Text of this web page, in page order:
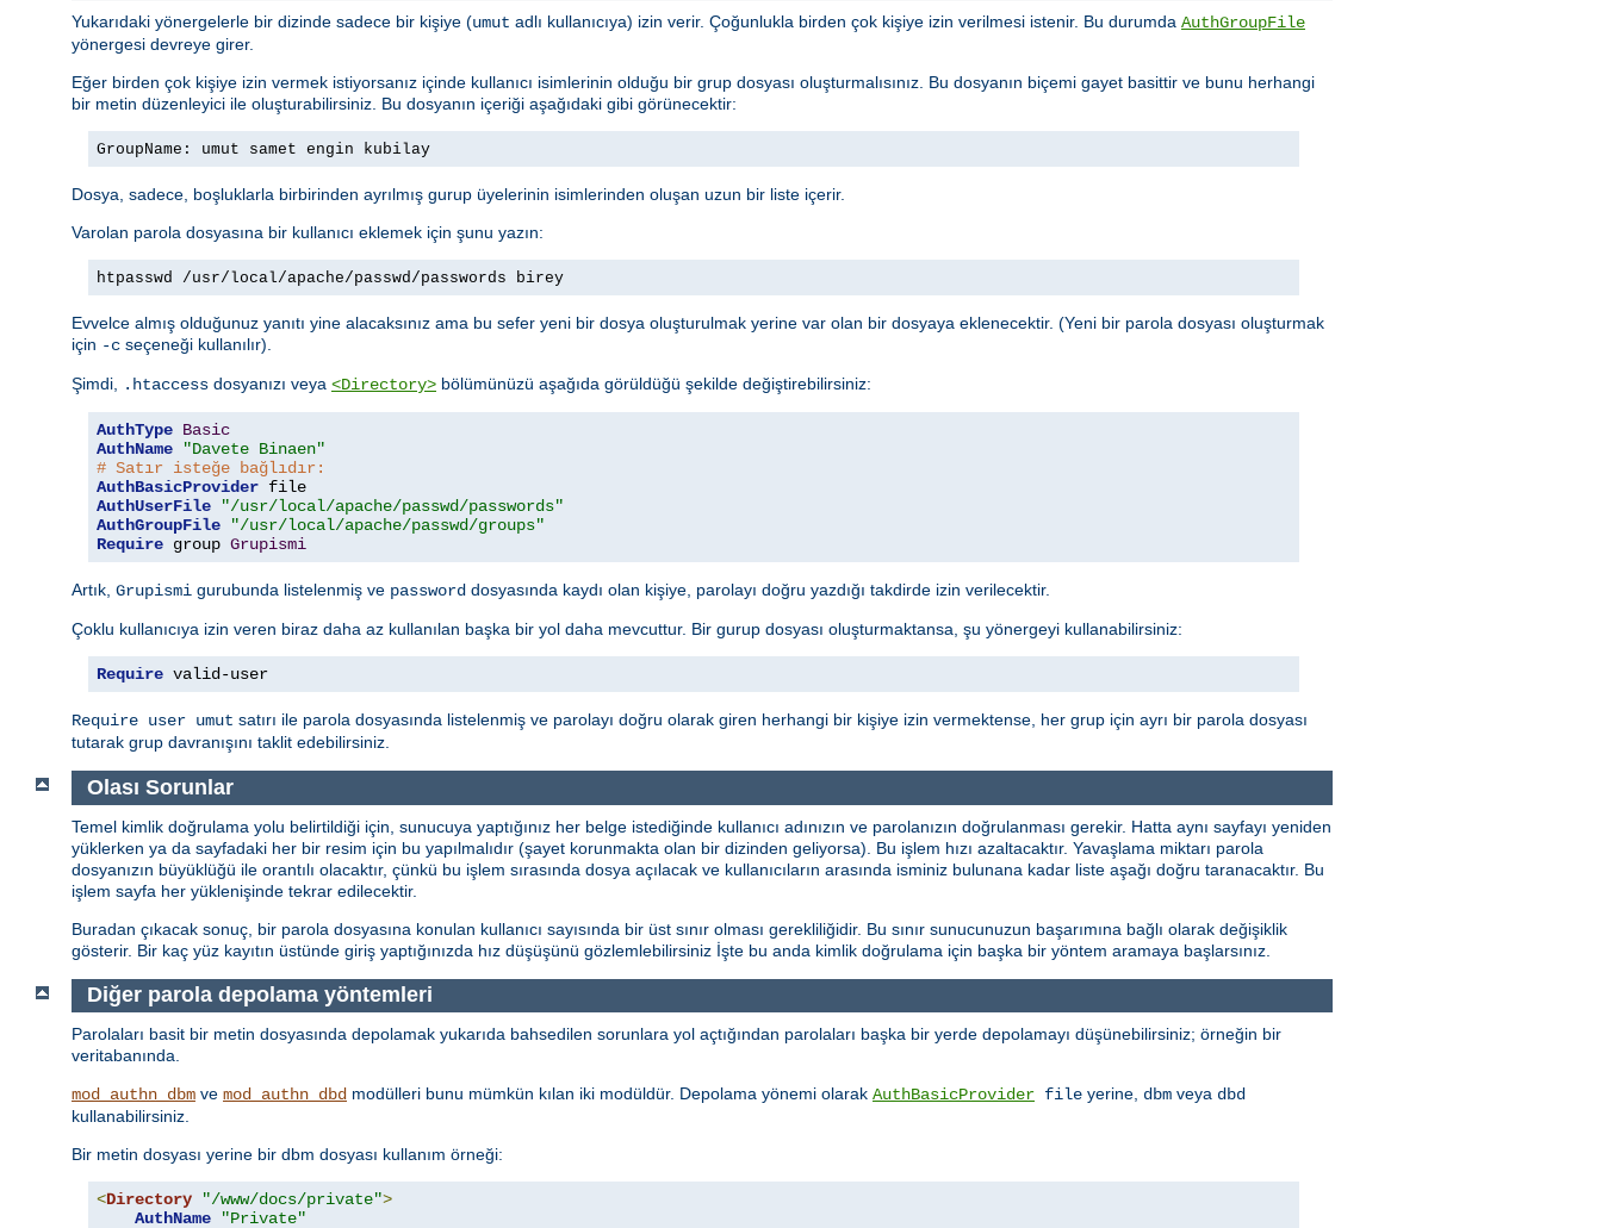
Yukarıdaki yönergelerle bir dizinde sadece bir kişiye (umut adlı kullanıcıya) izin verir. Çoğunlukla birden çok kişiye izin verilmesi istenir. Bu durumda AuthGroupFile
yönergesi devreye girer.
Eğer birden çok kişiye izin vermek istiyorsanız içinde kullanıcı isimlerinin olduğu bir grup dosyası oluşturmalısınız. Bu dosyanın biçemi gayet basittir ve bunu herhangi
bir metin düzenleyici ile oluşturabilirsiniz. Bu dosyanın içeriği aşağıdaki gibi görünecektir:
GroupName: umut samet engin kubilay
Dosya, sadece, boşluklarla birbirinden ayrılmış gurup üyelerinin isimlerinden oluşan uzun bir liste içerir.
Varolan parola dosyasına bir kullanıcı eklemek için şunu yazın:
htpasswd /usr/local/apache/passwd/passwords birey
Evvelce almış olduğunuz yanıtı yine alacaksınız ama bu sefer yeni bir dosya oluşturulmak yerine var olan bir dosyaya eklenecektir. (Yeni bir parola dosyası oluşturmak
için -c seçeneği kullanılır).
Şimdi, .htaccess dosyanızı veya <Directory> bölümünüzü aşağıda görüldüğü şekilde değiştirebilirsiniz:
AuthType Basic
AuthName
"Davete Binaen"
# Satır isteğe bağlıdır:
AuthBasicProvider
AuthUserFile
"/usr/local/apache/passwd/passwords"
AuthGroupFile
"/usr/local/apache/passwd/groups"
Require group Grupismi
Artık, Grupismi gurubunda listelenmiş ve password dosyasında kaydı olan kişiye, parolayı doğru yazdığı takdirde izin verilecektir.
Çoklu kullanıcıya izin veren biraz daha az kullanılan başka bir yol daha mevcuttur. Bir gurup dosyası oluşturmaktansa, şu yönergeyi kullanabilirsiniz:
Require valid-user
Require user umut satırı ile parola dosyasında listelenmiş ve parolayı doğru olarak giren herhangi bir kişiye izin vermektense, her grup için ayrı bir parola dosyası
tutarak grup davranışını taklit edebilirsiniz.
Olası Sorunlar
Temel kimlik doğrulama yolu belirtildiği için, sunucuya yaptığınız her belge istediğinde kullanıcı adınızın ve parolanızın doğrulanması gerekir. Hatta aynı sayfayı yeniden
yüklerken ya da sayfadaki her bir resim için bu yapılmalıdır (şayet korunmakta olan bir dizinden geliyorsa). Bu işlem hızı azaltacaktır. Yavaşlama miktarı parola
dosyanızın büyüklüğü ile orantılı olacaktır, çünkü bu işlem sırasında dosya açılacak ve kullanıcıların arasında isminiz bulunana kadar liste aşağı doğru taranacaktır. Bu
işlem sayfa her yüklenişinde tekrar edilecektir.
Buradan çıkacak sonuç, bir parola dosyasına konulan kullanıcı sayısında bir üst sınır olması gerekliliğidir. Bu sınır sunucunuzun başarımına bağlı olarak değişiklik
gösterir. Bir kaç yüz kayıtın üstünde giriş yaptığınızda hız düşüşünü gözlemlebilirsiniz İşte bu anda kimlik doğrulama için başka bir yöntem aramaya başlarsınız.
Diğer parola depolama yöntemleri
Parolaları basit bir metin dosyasında depolamak yukarıda bahsedilen sorunlara yol açtığından parolaları başka bir yerde depolamayı düşünebilirsiniz; örneğin bir
veritabanında.
mod_authn_dbm ve mod_authn_dbd modülleri bunu mümkün kılan iki modüldür. Depolama yönemi olarak AuthBasicProvider file yerine, dbm veya dbd
kullanabilirsiniz.
Bir metin dosyası yerine bir dbm dosyası kullanım örneği:
<Directory "/www/docs/private">
AuthName
"Private"